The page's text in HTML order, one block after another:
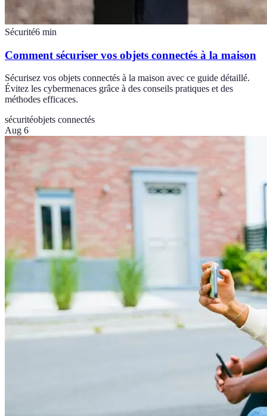
Sécurité6 min
Comment sécuriser vos objets connectés à la maison
Sécurisez vos objets connectés à la maison avec ce guide détaillé.
Évitez les cybermenaces grâce à des conseils pratiques et des
méthodes efficaces.
sécuritéobjets connectés
Aug 6